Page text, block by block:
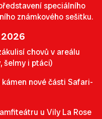
speciálního
známkového sešitku.
2026
chovů v areálu
šelmy i ptáci)
nové části Safari-
u Vily La Rose